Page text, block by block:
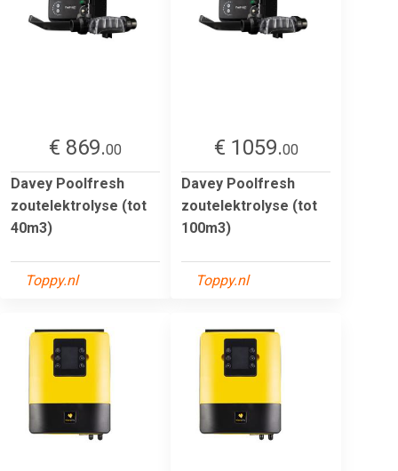
€ 869.00
Davey Poolfresh
zoutelektrolyse (tot
40m3)
Toppy.nl
€ 1059.00
Davey Poolfresh
zoutelektrolyse (tot
100m3)
Toppy.nl